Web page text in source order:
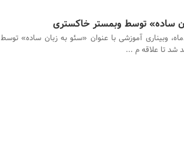
ساده» توسط وبمستر خاکستری
وبیناری آموزشی با عنوان «سئو به زبان ساده» توسط
شد تا علاقه م ...